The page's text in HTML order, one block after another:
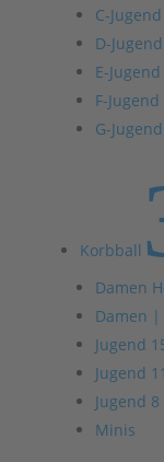
C-Jugend
D-Jugend
E-Jugend
F-Jugend
G-Jugend
Korbball
Damen
Damen |
Jugend
Jugend 11
Jugend 8
Minis